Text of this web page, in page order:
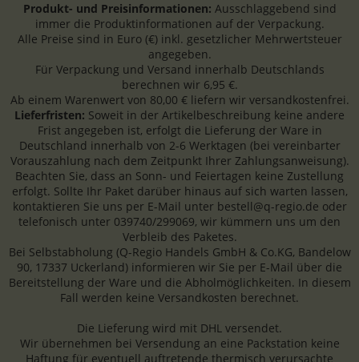
Produkt- und Preisinformationen: Ausschlaggebend sind
immer die Produktinformationen auf der Verpackung.
Alle Preise sind in Euro (€) inkl. gesetzlicher Mehrwertsteuer
angegeben.
Für Verpackung und Versand innerhalb Deutschlands
berechnen wir 6,95 €.
Ab einem Warenwert von 80,00 € liefern wir versandkostenfrei.
Lieferfristen: Soweit in der Artikelbeschreibung keine andere
Frist angegeben ist, erfolgt die Lieferung der Ware in
Deutschland innerhalb von 2-6 Werktagen (bei vereinbarter
Vorauszahlung nach dem Zeitpunkt Ihrer Zahlungsanweisung).
Beachten Sie, dass an Sonn- und Feiertagen keine Zustellung
erfolgt. Sollte Ihr Paket darüber hinaus auf sich warten lassen,
kontaktieren Sie uns per E-Mail unter bestell@q-regio.de oder
telefonisch unter 039740/299069, wir kümmern uns um den
Verbleib des Paketes.
Bei Selbstabholung (Q-Regio Handels GmbH & Co.KG, Bandelow
90, 17337 Uckerland) informieren wir Sie per E-Mail über die
Bereitstellung der Ware und die Abholmöglichkeiten. In diesem
Fall werden keine Versandkosten berechnet.
Die Lieferung wird mit DHL versendet.
Wir übernehmen bei Versendung an eine Packstation keine
Haftung für eventuell auftretende thermisch verursachte